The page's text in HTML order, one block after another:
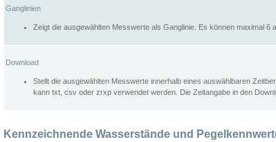
Ganglinien
Zeigt die ausgewählten Messwerte als Ganglinie. Es können maximal 6
Download
Stellt die ausgewählten Messwerte innerhalb eines auswählbaren
kann txt, csv oder zrxp verwendet werden. Die Zeitangabe in den
Kennzeichnende Wasserstände und